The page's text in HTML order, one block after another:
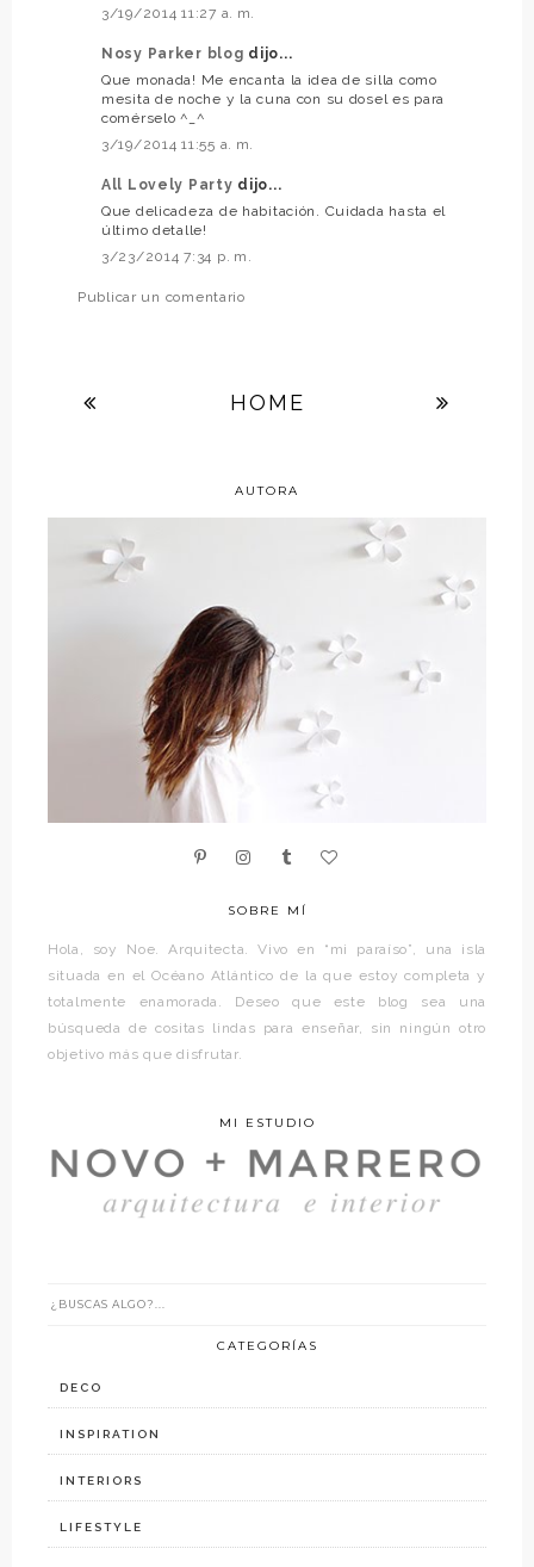
3/19/2014 11:27 a. m.
Nosy Parker blog dijo...
Que monada! Me encanta la idea de silla como
mesita de noche y la cuna con su dosel es para
comérselo ^_^
3/19/2014 11:55 a. m.
All Lovely Party dijo...
Que delicadeza de habitación. Cuidada hasta el
último detalle!
3/23/2014 7:34 p. m.
Publicar un comentario
HOME
AUTORA
SOBRE MÍ
Hola, soy Noe. Arquitecta. Vivo en “mi paraíso”, una isla
situada en el Océano Atlántico de la que estoy completa y
totalmente enamorada. Deseo que este blog sea una
búsqueda de cositas lindas para enseñar, sin ningún otro
objetivo más que disfrutar.
MI ESTUDIO
CATEGORÍAS
DECO
INSPIRATION
INTERIORS
LIFESTYLE